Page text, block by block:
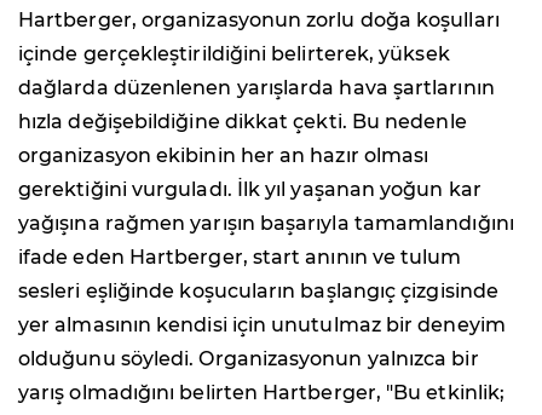
Hartberger, organizasyonun zorlu doğa koşulları
içinde gerçekleştirildiğini belirterek, yüksek
dağlarda düzenlenen yarışlarda hava şartlarının
hızla değişebildiğine dikkat çekti. Bu nedenle
organizasyon ekibinin her an hazır olması
gerektiğini vurguladı. İlk yıl yaşanan yoğun kar
yağışına rağmen yarışın başarıyla tamamlandığını
ifade eden Hartberger, start anının ve tulum
sesleri eşliğinde koşucuların başlangıç çizgisinde
yer almasının kendisi için unutulmaz bir deneyim
olduğunu söyledi. Organizasyonun yalnızca bir
yarış olmadığını belirten Hartberger, "Bu etkinlik;